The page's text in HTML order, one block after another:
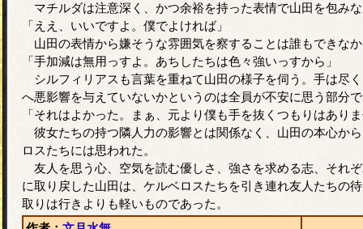
マチルダは注意深く、かつ余裕を持った表情で山田を包み
「ええ、いいですよ。僕でよければ」
山田の表情から嫌そうな雰囲気を察することは誰もできな
「手加減は無用っすよ。あちしたちは色々強いっすから」
シルフィリアスも言葉を重ねて山田の様子を伺う。手は尽
へ悪影響を与えていないかというのは全員が不安に思う部分
「それはよかった。まぁ、元より僕も手を抜くつもりはあり
彼女たちの持つ隣人力の影響とは関係なく、山田の本心か
ロスたちには思われた。
友人を思う心、空気を読む優しさ、強さを求める志、それ
に取り戻した山田は、ケルベロスたちを引き連れ友人たちの
取りは行きよりも軽いものであった。